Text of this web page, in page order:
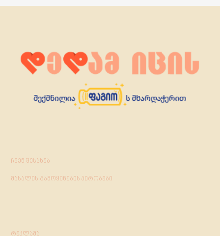
ჩვენ შესახებ
მასალის გამოყენების პირობები
რეკლამა